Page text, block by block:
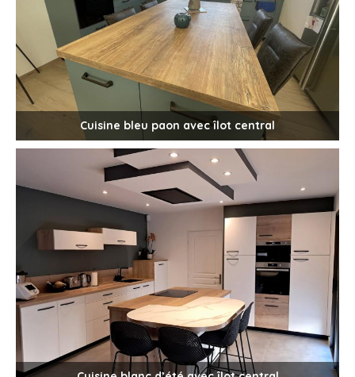
Cuisine bleu paon avec îlot central